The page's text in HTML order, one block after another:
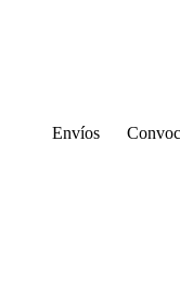
Envíos